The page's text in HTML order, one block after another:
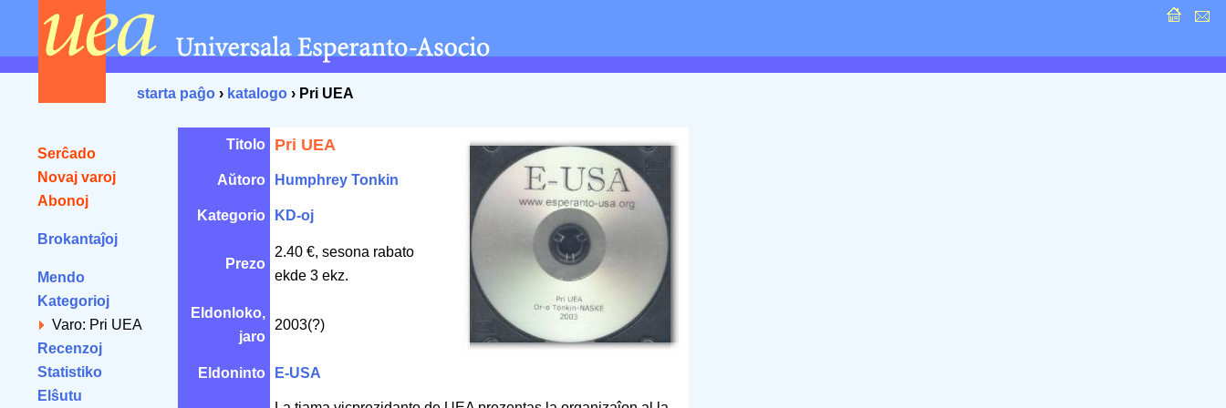
starta paĝo › katalogo › Pri UEA
Serĉado
Novaj varoj
Abonoj
Brokantaĵoj
Mendo
Kategorioj
Varo: Pri UEA
Recenzoj
Statistiko
Elŝutu
Titolo Pri UEA
Aŭtoro Humphrey Tonkin
Kategorio KD-oj
Prezo
2.40 €, sesona rabato
ekde 3 ekz.
Eldonloko,
jaro
2003(?)
Eldoninto E-USA